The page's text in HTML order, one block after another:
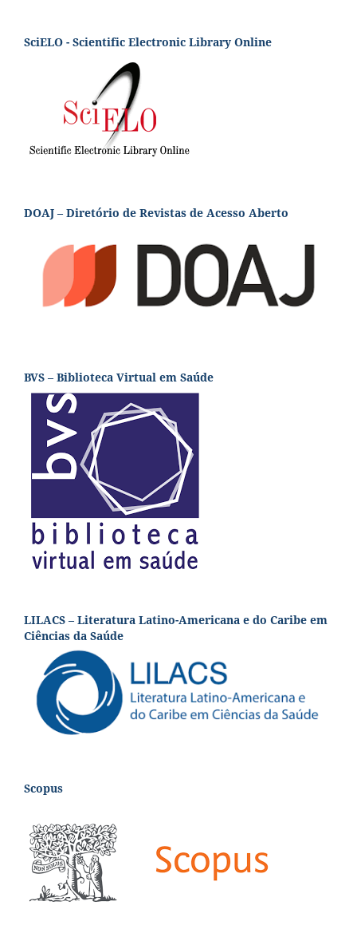
SciELO - Scientific Electronic Library Online
DOAJ – Diretório de Revistas de Acesso Aberto
BVS – Biblioteca Virtual em Saúde
LILACS – Literatura Latino-Americana e do Caribe em
Ciências da Saúde
Scopus